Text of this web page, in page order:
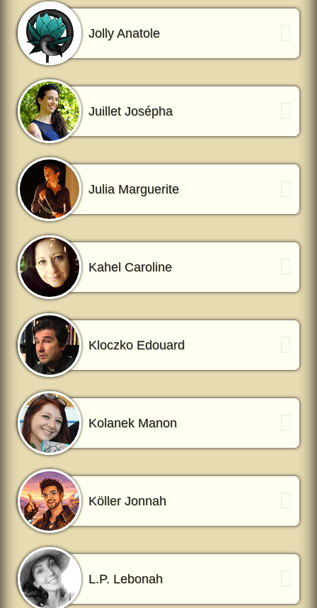
Jolly Anatole
Juillet Josépha
Julia Marguerite
Kahel Caroline
Kloczko Edouard
Kolanek Manon
Köller Jonnah
L.P. Lebonah